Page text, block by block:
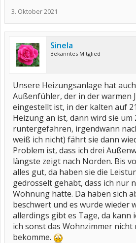
3. Oktober 2021
Sinela
Bekanntes Mitglied
Unsere Heizungsanlage hat
Außenfühler, der in der warmen
eingestellt ist, in der kalten auf
Heizung an ist, dann wird sie um
runtergefahren, irgendwann
weiß ich nicht) fährt sie dann
Problem ist, dass ich drei
längste zeigt nach Norden. Bis
alles gut, da haben sie die
gedrosselt gehabt, dass ich nur
Wohnung hatte. Da haben sich
beschwert und es wurde wieder
allerdings gibt es Tage, da kann
ich sonst das Wohnzimmer nicht
bekomme.